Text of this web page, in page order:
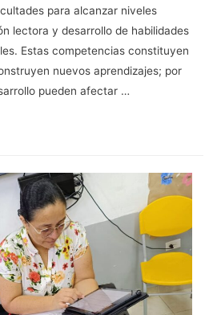
para alcanzar niveles
lectora y desarrollo de habilidades
Estas competencias constituyen
nuevos aprendizajes; por
pueden afectar …